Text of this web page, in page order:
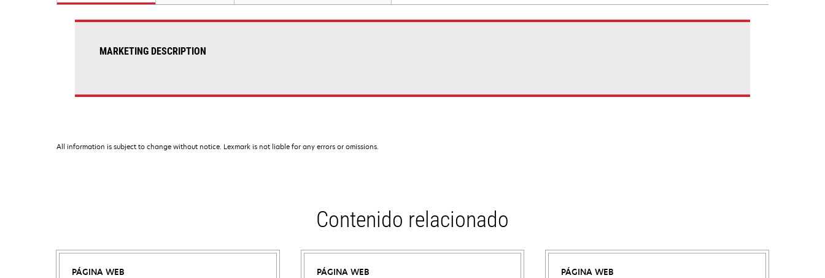
MARKETING DESCRIPTION
All information is subject to change without notice. Lexmark is not liable for any errors or omissions.
Contenido relacionado
PÁGINA WEB PÁGINA WEB PÁGINA WEB